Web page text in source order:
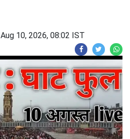
Aug 10, 2026, 08:02 IST